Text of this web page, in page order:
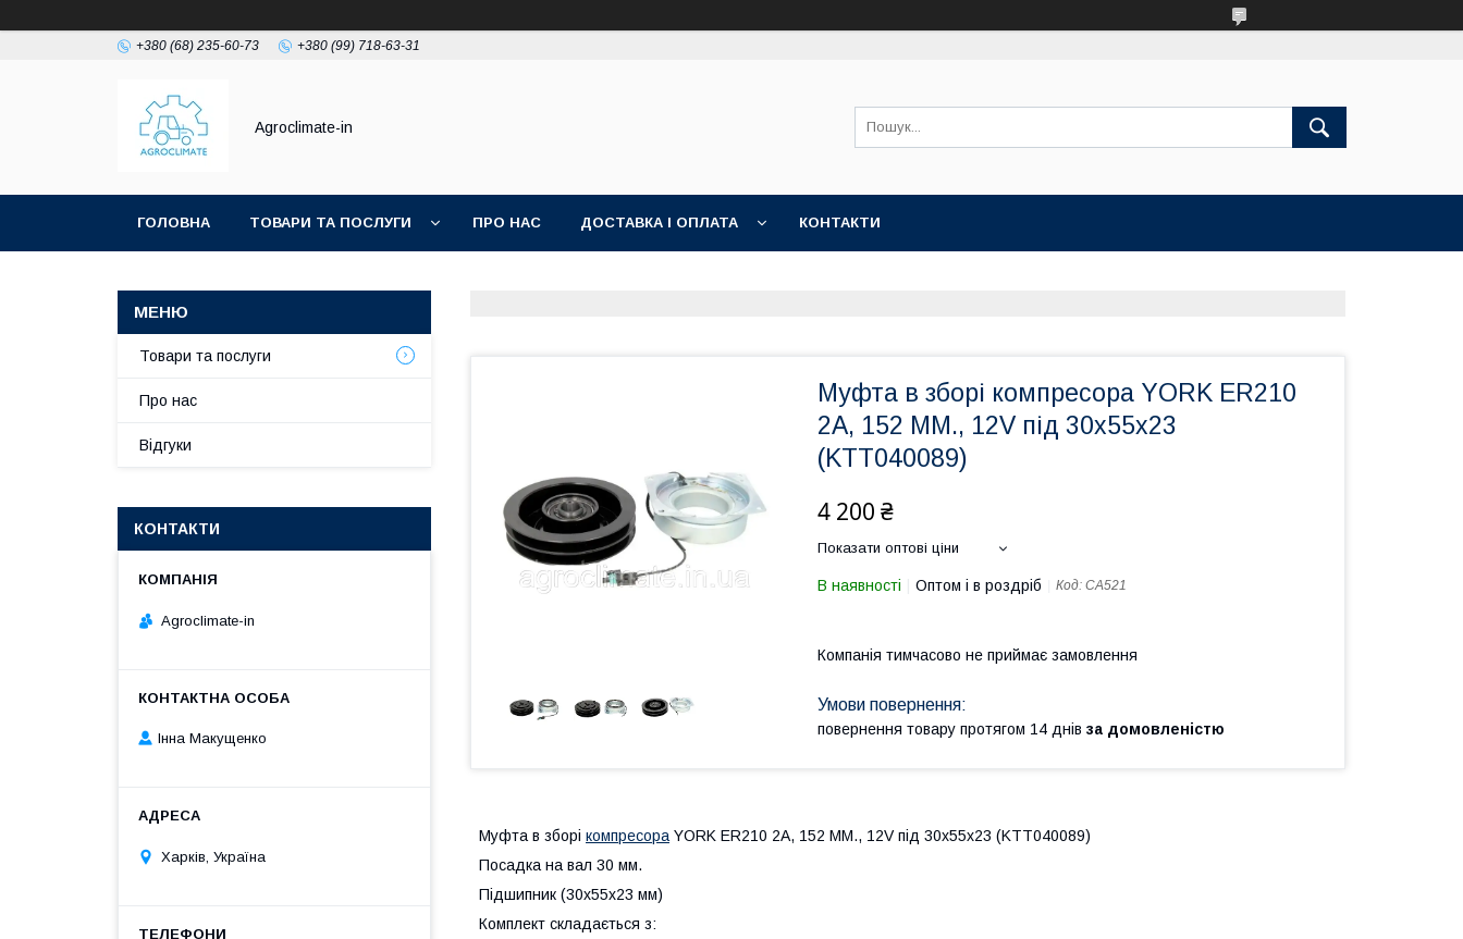
+380 (68) 235-60-73 +380 (99) 718-63-31
Agroclimate-in
ГОЛОВНА ТОВАРИ ТА ПОСЛУГИ ПРО НАС ДОСТАВКА І ОПЛАТА КОНТАКТИ
Муфта в зборі компресора YORK ER210
2A, 152 MM., 12V під 30х55х23
(KTT040089)
4 200 ₴
Показати оптові ціни
В наявності Оптом і в роздріб Код: CA521
Компанія тимчасово не приймає замовлення
повернення товару протягом 14 днів за домовленістю
Муфта в зборі компресораYORK ER210 2A, 152 MM., 12V під 30х55х23 (KTT040089)
Посадка на вал 30 мм.
Підшипник (30х55х23 мм)
Комплект складається з:
Товари та послуги
Про нас
Відгуки
КОНТАКТИ
Agroclimate-in
Інна Макущенко
Харків, Україна